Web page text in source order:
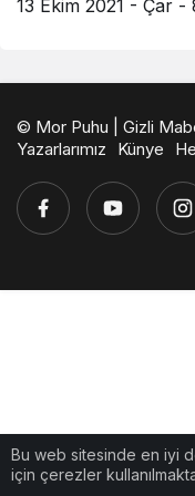
13 Ekim 2021 - Çar -
Bu web sitesinde en iyi
için çerezler
© Mor Puhu | Gizli
Yazarlarımız
Künye